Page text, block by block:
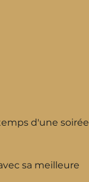
d'une soirée
sa meilleure